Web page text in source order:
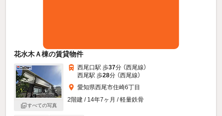
花水木Ａ棟の賃貸物件
すべての写真
西尾口駅 歩37分 （西尾線）
西尾駅 歩28分 （西尾線）
愛知県西尾市住崎6丁目
2階建 / 14年7ヶ月 / 軽量鉄骨